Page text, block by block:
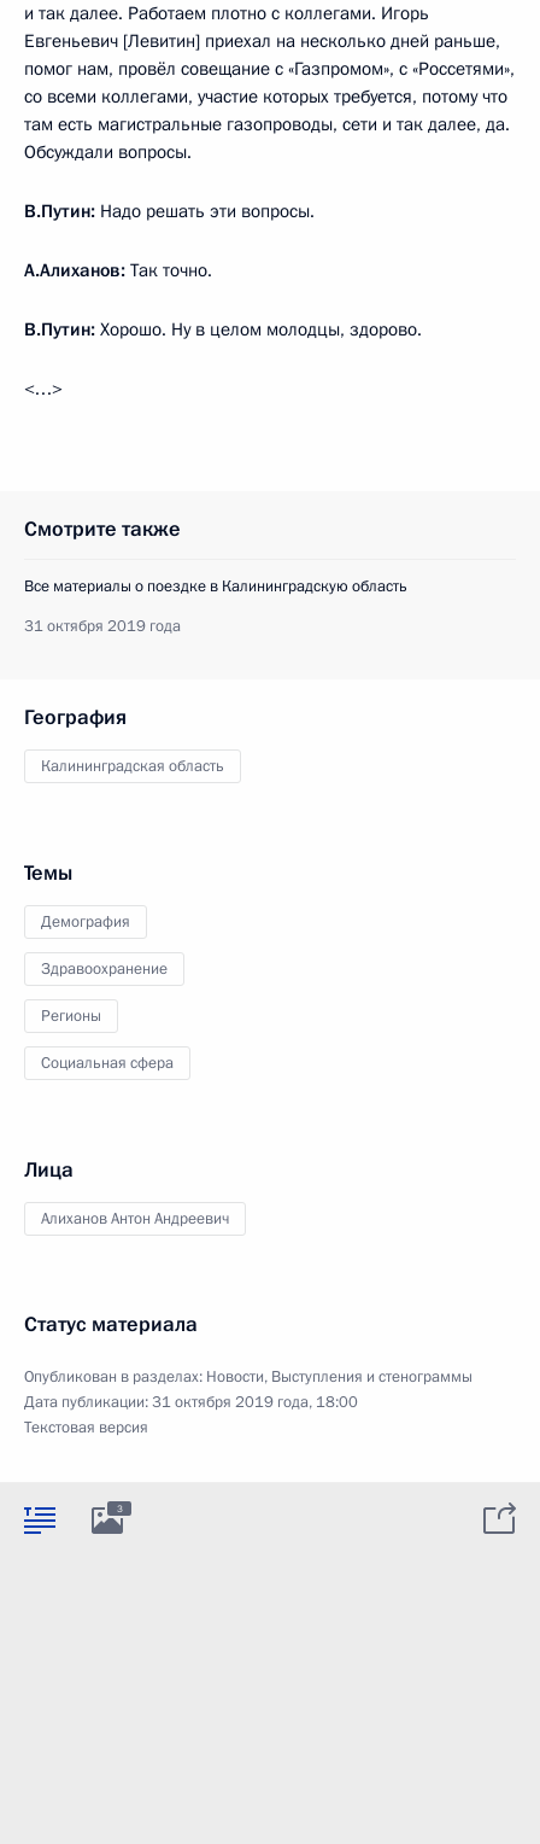
и так далее. Работаем плотно с коллегами. Игорь
Евгеньевич [Левитин] приехал на несколько дней раньше,
помог нам, провёл совещание с «Газпромом», с «Россетями»,
со всеми коллегами, участие которых требуется, потому что
там есть магистральные газопроводы, сети и так далее, да.
Обсуждали вопросы.
В.Путин: Надо решать эти вопросы.
А.Алиханов: Так точно.
В.Путин: Хорошо. Ну в целом молодцы, здорово.
<…>
Смотрите также
Все материалы о поездке в Калининградскую область
31 октября 2019 года
География
Калининградская область
Темы
Демография
Здравоохранение
Регионы
Социальная сфера
Лица
Алиханов Антон Андреевич
Статус материала
Опубликован в разделах: Новости, Выступления и стенограммы
Дата публикации:31 октября 2019 года, 18:00
Текстовая версия
3